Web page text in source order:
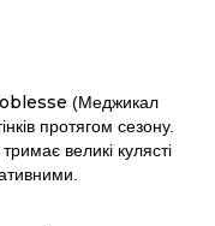
(Меджикал
протягом сезону.
великі кулясті